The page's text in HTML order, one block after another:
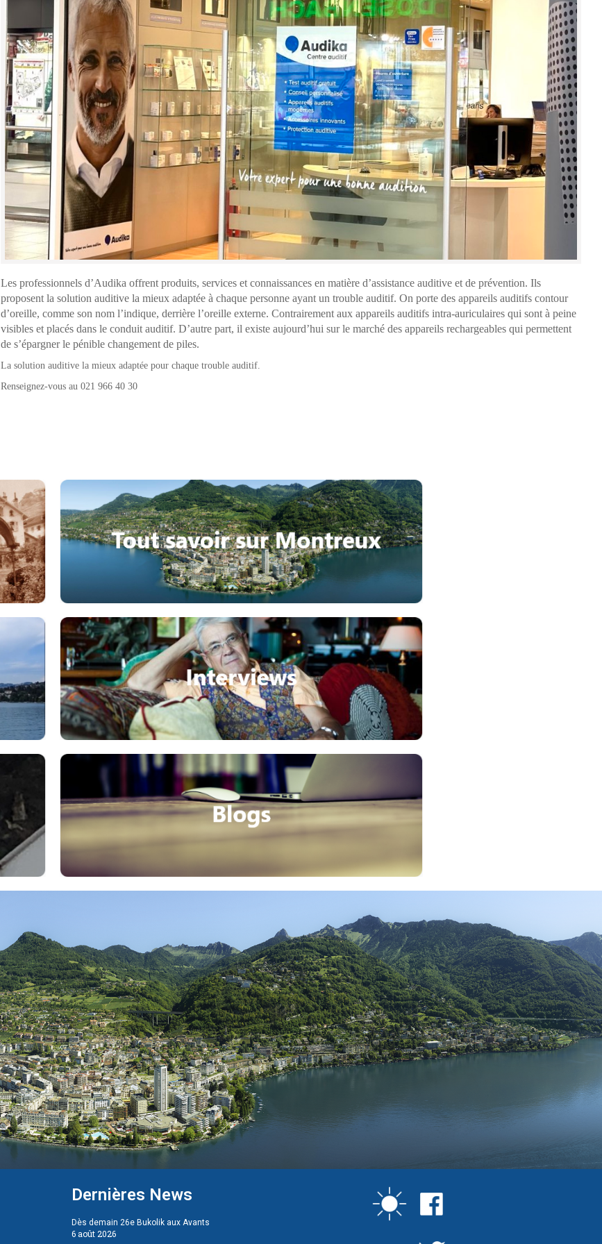
Les professionnels d’Audika offrent produits, services et connaissances en matière d’assistance auditive et de prévention. Ils
proposent la solution auditive la mieux adaptée à chaque personne ayant un trouble auditif. On porte des appareils auditifs contour
d’oreille, comme son nom l’indique, derrière l’oreille externe. Contrairement aux appareils auditifs intra-auriculaires qui sont à peine
visibles et placés dans le conduit auditif. D’autre part, il existe aujourd’hui sur le marché des appareils rechargeables qui permettent
de s’épargner le pénible changement de piles.
La solution auditive la mieux adaptée pour chaque trouble auditif.
Renseignez-vous au 021 966 40 30
Dernières News
Dès demain 26e Bukolik aux Avants
6 août 2026